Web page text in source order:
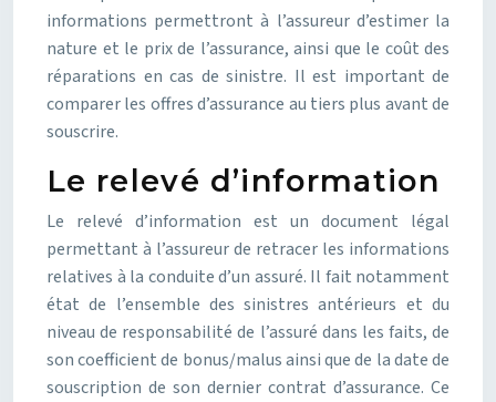
informations permettront à l’assureur d’estimer la
nature et le prix de l’assurance, ainsi que le coût des
réparations en cas de sinistre. Il est important de
comparer les offres d’assurance au tiers plus avant de
souscrire.
Le relevé d’information
Le relevé d’information est un document légal
permettant à l’assureur de retracer les informations
relatives à la conduite d’un assuré. Il fait notamment
état de l’ensemble des sinistres antérieurs et du
niveau de responsabilité de l’assuré dans les faits, de
son coefficient de bonus/malus ainsi que de la date de
souscription de son dernier contrat d’assurance. Ce